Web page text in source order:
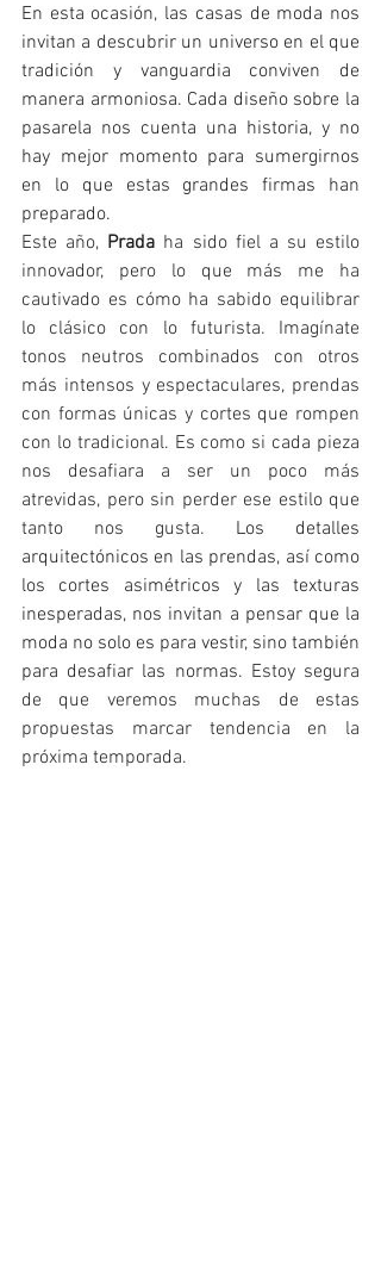
En esta ocasión, las casas de moda nos
invitan a descubrir un universo en el que
tradición y vanguardia conviven de
manera armoniosa. Cada diseño sobre la
pasarela nos cuenta una historia, y no
hay mejor momento para sumergirnos
en lo que estas grandes firmas han
preparado.
Este año, Prada ha sido fiel a su estilo
innovador, pero lo que más me ha
cautivado es cómo ha sabido equilibrar
lo clásico con lo futurista. Imagínate
tonos neutros combinados con otros
más intensos y espectaculares, prendas
con formas únicas y cortes que rompen
con lo tradicional. Es como si cada pieza
nos desafiara a ser un poco más
atrevidas, pero sin perder ese estilo que
tanto nos gusta. Los detalles
arquitectónicos en las prendas, así como
los cortes asimétricos y las texturas
inesperadas, nos invitan a pensar que la
moda no solo es para vestir, sino también
para desafiar las normas. Estoy segura
de que veremos muchas de estas
propuestas marcar tendencia en la
próxima temporada.